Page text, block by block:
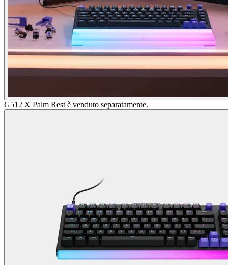
G512 X Palm Rest è venduto separatamente.